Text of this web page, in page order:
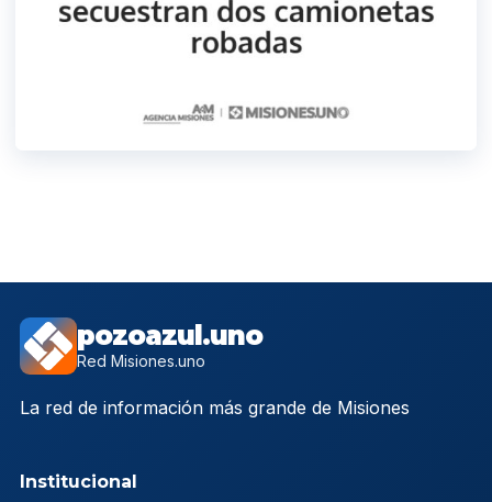
pozoazul.uno
Red Misiones.uno
La red de información más grande de Misiones
Institucional